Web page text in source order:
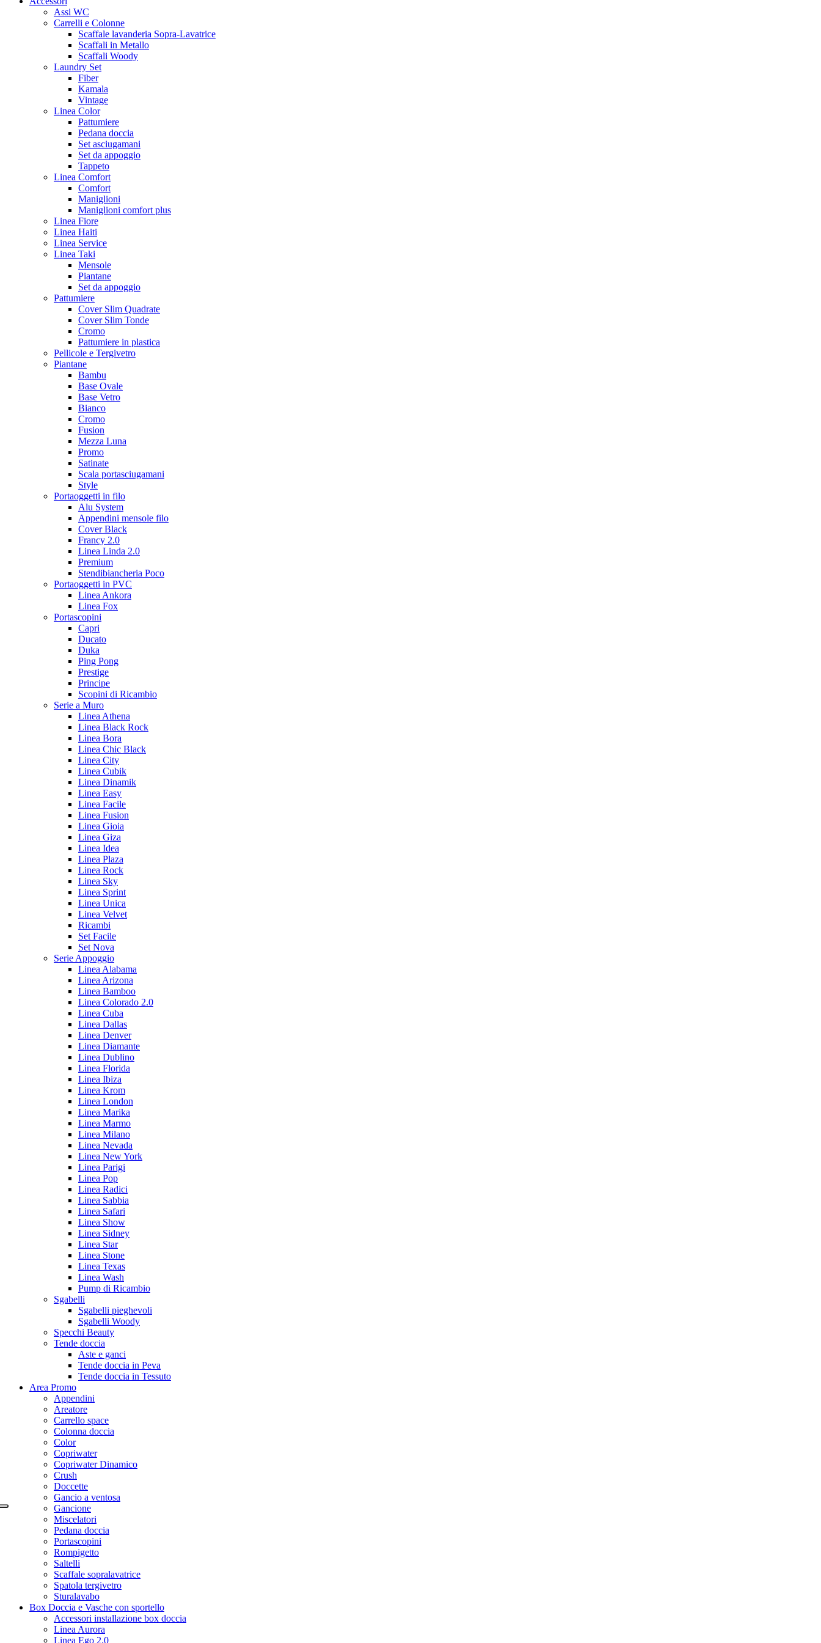
Assi WC
Carrelli e Colonne
Scaffale lavanderia Sopra-Lavatrice
Scaffali in Metallo
Scaffali Woody
Laundry Set
Fiber
Kamala
Vintage
Linea Color
Pattumiere
Pedana doccia
Set asciugamani
Set da appoggio
Tappeto
Linea Comfort
Comfort
Maniglioni
Maniglioni comfort plus
Linea Fiore
Linea Haiti
Linea Service
Linea Taki
Mensole
Piantane
Set da appoggio
Pattumiere
Cover Slim Quadrate
Cover Slim Tonde
Cromo
Pattumiere in plastica
Pellicole e Tergivetro
Piantane
Bambu
Base Ovale
Base Vetro
Bianco
Cromo
Fusion
Mezza Luna
Promo
Satinate
Scala portasciugamani
Style
Portaoggetti in filo
Alu System
Appendini mensole filo
Cover Black
Francy 2.0
Linea Linda 2.0
Premium
Stendibiancheria Poco
Portaoggetti in PVC
Linea Ankora
Linea Fox
Portascopini
Capri
Ducato
Duka
Ping Pong
Prestige
Principe
Scopini di Ricambio
Serie a Muro
Linea Athena
Linea Black Rock
Linea Bora
Linea Chic Black
Linea City
Linea Cubik
Linea Dinamik
Linea Easy
Linea Facile
Linea Fusion
Linea Gioia
Linea Giza
Linea Idea
Linea Plaza
Linea Rock
Linea Sky
Linea Sprint
Linea Unica
Linea Velvet
Ricambi
Set Facile
Set Nova
Serie Appoggio
Linea Alabama
Linea Arizona
Linea Bamboo
Linea Colorado 2.0
Linea Cuba
Linea Dallas
Linea Denver
Linea Diamante
Linea Dublino
Linea Florida
Linea Ibiza
Linea Krom
Linea London
Linea Marika
Linea Marmo
Linea Milano
Linea Nevada
Linea New York
Linea Parigi
Linea Pop
Linea Radici
Linea Sabbia
Linea Safari
Linea Show
Linea Sidney
Linea Star
Linea Stone
Linea Texas
Linea Wash
Pump di Ricambio
Sgabelli
Sgabelli pieghevoli
Sgabelli Woody
Specchi Beauty
Tende doccia
Aste e ganci
Tende doccia in Peva
Tende doccia in Tessuto
Area Promo
Appendini
Areatore
Carrello space
Colonna doccia
Color
Copriwater
Copriwater Dinamico
Crush
Doccette
Gancio a ventosa
Gancione
Miscelatori
Pedana doccia
Portascopini
Rompigetto
Saltelli
Scaffale sopralavatrice
Spatola tergivetro
Sturalavabo
Box Doccia e Vasche con sportello
Accessori installazione box doccia
Linea Aurora
Linea Ego 2.0